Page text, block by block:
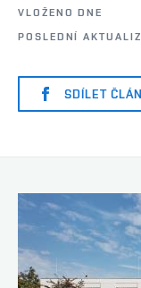
VLOŽENO DNE
POSLEDNÍ
SDÍLET